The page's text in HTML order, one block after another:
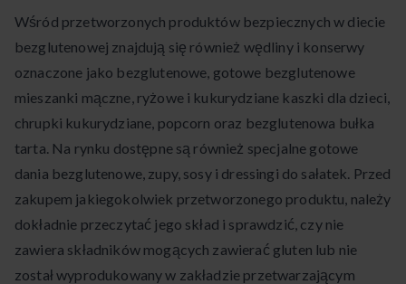
Wśród przetworzonych produktów bezpiecznych w diecie
bezglutenowej znajdują się również wędliny i konserwy
oznaczone jako bezglutenowe, gotowe bezglutenowe
mieszanki mączne, ryżowe i kukurydziane kaszki dla dzieci,
chrupki kukurydziane, popcorn oraz bezglutenowa bułka
tarta. Na rynku dostępne są również specjalne gotowe
dania bezglutenowe, zupy, sosy i dressingi do sałatek. Przed
zakupem jakiegokolwiek przetworzonego produktu, należy
dokładnie przeczytać jego skład i sprawdzić, czy nie
zawiera składników mogących zawierać gluten lub nie
został wyprodukowany w zakładzie przetwarzającym